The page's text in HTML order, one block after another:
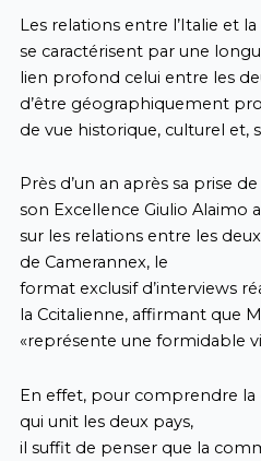
Les relations entre l’Italie et
se caractérisent par une
lien profond celui entre les
d’être géographiquement
de vue historique, culturel et,
Près d’un an après sa prise
son Excellence Giulio Alaimo
sur les relations entre les
de Camerannex, le
format exclusif d’interviews
la Ccitalienne, affirmant que
«représente une formidable
En effet, pour comprendre la
qui unit les deux pays,
il suffit de penser que la